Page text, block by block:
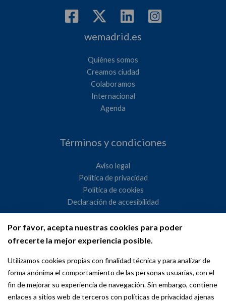
Por favor, acepta nuestras cookies para poder
ofrecerte la mejor experiencia posible.
Utilizamos cookies propias con finalidad técnica y para analizar de
forma anónima el comportamiento de las personas usuarias, con el
fin de mejorar su experiencia de navegación. Sin embargo, contiene
enlaces a sitios web de terceros con políticas de privacidad ajenas
wemadrid.es
Quiénes somos
Creamos ciudad
Colaboramos
Internacional
Agenda
Términos y condiciones
Aviso legal
Política de privacidad
Política de cookies
Declaración de accesibilidad
Ayuntamiento de Madrid
WeMadrid es un sitio web del Ayuntamiento de Madrid
dedicado a las relaciones institucionales y la actividad
internacional del Alcalde. ​